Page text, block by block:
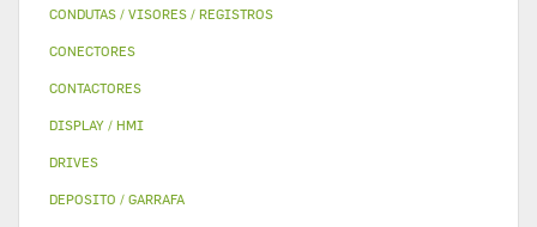
CONDUTAS / VISORES / REGISTROS
CONECTORES
CONTACTORES
DISPLAY / HMI
DRIVES
DEPOSITO / GARRAFA